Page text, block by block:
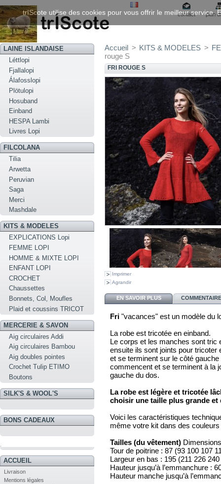
contact plan
LAINE ISLANDAISE
Léttlopi
Fjallalopi
Álafosslopi
Plötulopi
Hosuband
Einband
HESPA Lambi
Livres Lopi
FILCOLANA
Tilia
Arwetta
Peruvian
Saga
Merci
Mashdale
KITS & MODELES
EXPLICATIONS Lopi
FEMME LOPI
HOMME & MIXTE LOPI
ENFANT LOPI
CROCHET
Chaussettes
Bonnets, Col, Moufles
Plaid et coussins TRICOT
MERCERIE & SAVON
Aig circulaires Addi
Aig circulaires Bambou
Aig doubles pointes
Crochet Tulip ETIMO
Boutons
SILK'S & WOOL'S
BONS CADEAUX
ACCUEIL
Livraison
Mentions légales
Accueil > KITS & MODELES >
rouge S
FRI ROUGE S
Imprimer
Agrandir
EN SAVOIR PLUS
Fri "vacances" est un modèle du
La robe est tricotée en einband.
Le corps et les manches sont tric
ensuite ils sont joints pour
et se terminent sur le côté
commencent et se terminent à la
gauche du dos.
La robe est légère et tricotée
choisir une taille plus grande
Voici les caractéristiques
même votre kit dans des
Tailles (du vêtement)
Tour de poitrine : 87 (93 100 107
Largeur en bas : 195 (211 226
Hauteur jusqu’à l’emmanchure :
Hauteur manche jusqu’à
trIScote utilise des cookies pour vous offrir le meilleur